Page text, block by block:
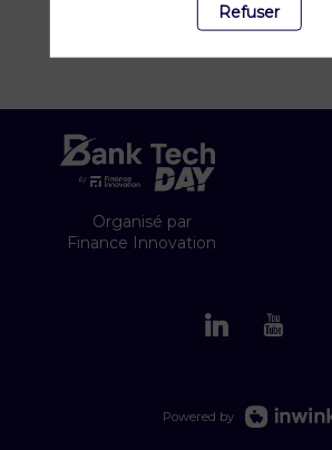
Organisé par
Finance Innovation
Powered by
Refuser